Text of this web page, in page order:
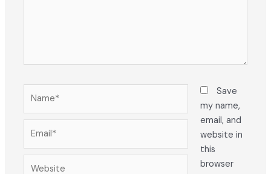
Save
my name,
email, and
website in
this
browser